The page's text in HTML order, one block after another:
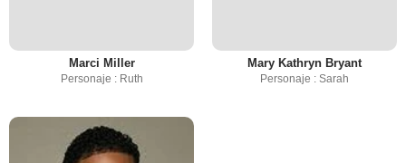
Marci Miller
Personaje : Ruth
Mary Kathryn Bryant
Personaje : Sarah